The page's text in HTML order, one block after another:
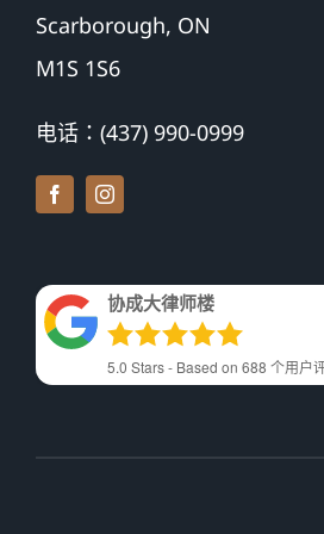
Scarborough, ON
M1S 1S6
电话：(437) 990-0999
协成大律师楼
5.0 Stars - Based on 688 个用户